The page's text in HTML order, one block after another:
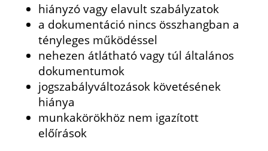
hiányzó vagy elavult szabályzatok
a dokumentáció nincs összhangban a
tényleges működéssel
nehezen átlátható vagy túl általános
dokumentumok
jogszabályváltozások követésének
hiánya
munkakörökhöz nem igazított
előírások